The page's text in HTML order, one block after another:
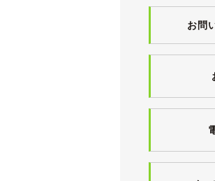
●ウルトラシート
●点検記録簿９枚
走行距離は多め
GE8型後期モデ
1.3Lと1.5Lが
す。
オプションカラ
フロント周りに
お問